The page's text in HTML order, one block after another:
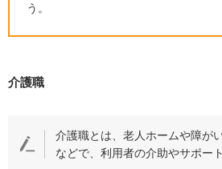
40代から一生出来る仕事を探す際に
40代を対象にした求人が少ない
求められるスキルや経験が高い
う。
介護職
介護職とは、老人ホームや障が
などで、利用者の介助やサポー